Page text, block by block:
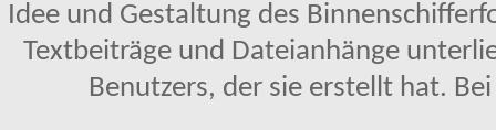
Idee und Gestaltung des
Textbeiträge und Dateianhänge
Benutzers, der sie erstellt hat.